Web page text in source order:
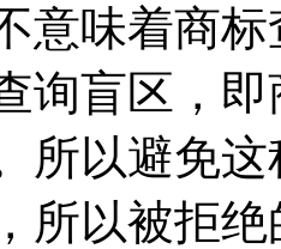
意味着商
询盲区，
所以避免
所以被拒